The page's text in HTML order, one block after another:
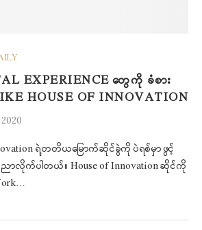
EXPERIENCE တွေကို ခံစား
HOUSE OF INNOVATION
ရဲ့တတိယမြောက်ဆိုင်ခွဲကို ပဲရစ်မှာ ဖွင့်
ာလိုက်ပါတယ်။ House of Innovation ဆိုင်ကို